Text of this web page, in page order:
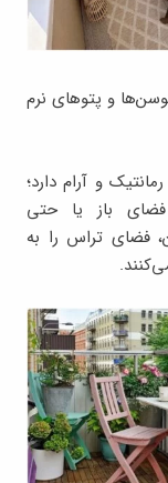
و پتوهای نرم
و آرام دارد؛
باز یا حتی
فضای تراس را به